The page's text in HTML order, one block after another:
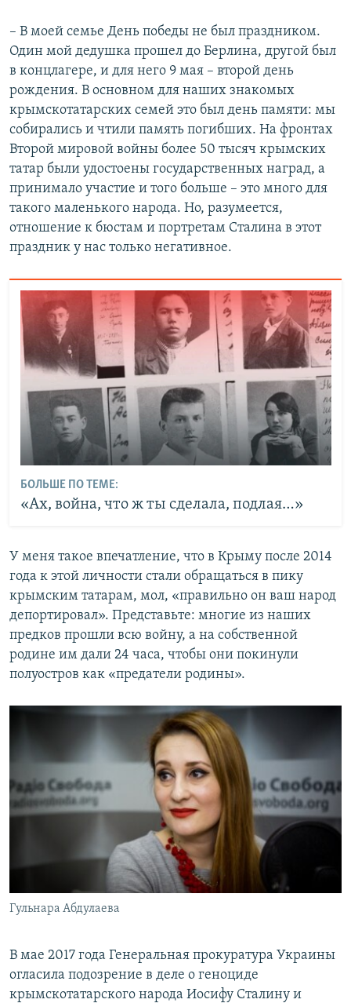
– В моей семье День победы не был праздником.
Один мой дедушка прошел до Берлина, другой был
в концлагере, и для него 9 мая – второй день
рождения. В основном для наших знакомых
крымскотатарских семей это был день памяти: мы
собирались и чтили память погибших. На фронтах
Второй мировой войны более 50 тысяч крымских
татар были удостоены государственных наград, а
принимало участие и того больше – это много для
такого маленького народа. Но, разумеется,
отношение к бюстам и портретам Сталина в этот
праздник у нас только негативное.
БОЛЬШЕ ПО ТЕМЕ:
«Ах, война, что ж ты сделала, подлая…»
У меня такое впечатление, что в Крыму после 2014
года к этой личности стали обращаться в пику
крымским татарам, мол, «правильно он ваш народ
депортировал». Представьте: многие из наших
предков прошли всю войну, а на собственной
родине им дали 24 часа, чтобы они покинули
полуостров как «предатели родины».
Гульнара Абдулаева
В мае 2017 года Генеральная прокуратура Украины
огласила подозрение в деле о геноциде
крымскотатарского народа Иосифу Сталину и